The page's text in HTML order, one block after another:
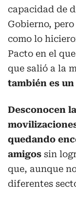
capacidad de
Gobierno,
como lo
Pacto en el
que salió a la
también es
Desconocen
quedando
amigos sin
que, aunque
diferentes